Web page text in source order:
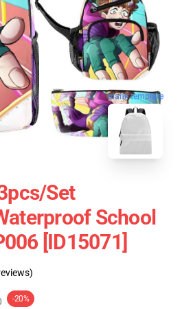
blank template
set
School
[ID15071]
-20%